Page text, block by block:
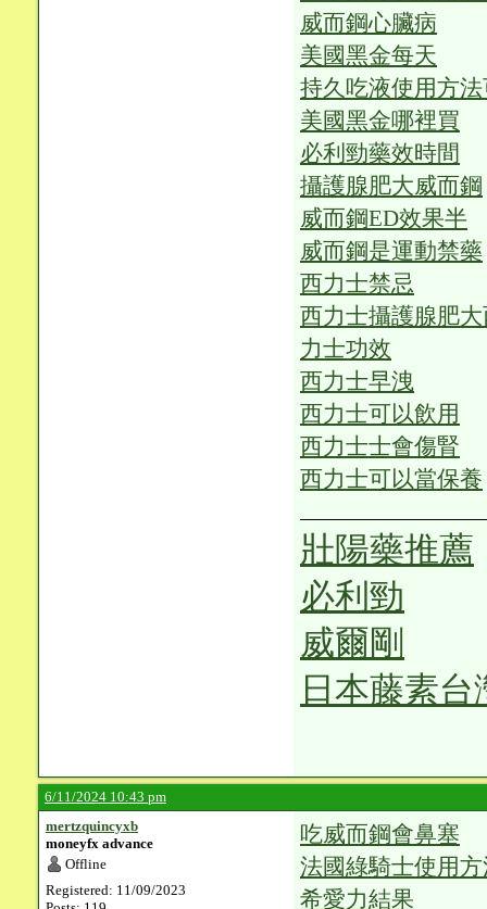
威而鋼心臟病
美國黑金每天
持久吃液使用方
美國黑金哪裡買
必利勁藥效時間
攝護腺肥大威而鋼
威而鋼ED效果半
威而鋼是運動禁藥
西力士禁忌
西力士攝護腺肥
力士功效
西力士早洩
西力士可以飲用
西力士士會傷腎
西力士可以當保養
壯陽藥推薦
必利勁
威爾剛
日本藤素
6/11/2024 10:43 pm
mertzquincyxb
moneyfx advance
Offline
Registered: 11/09/2023
吃威而鋼會鼻塞
法國綠騎士使用
希愛力結果